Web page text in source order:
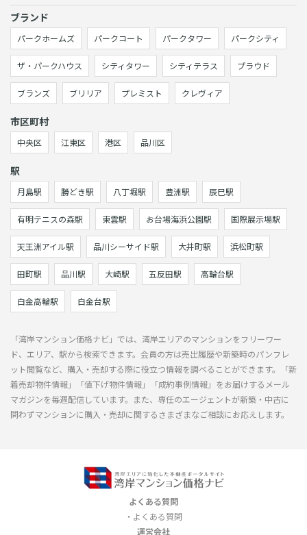
ブランド
パークホームズ パークコート パークタワー パークシティ
ザ・パークハウス シティタワー シティテラス プラウド
ブランズ ブリリア プレミスト クレヴィア
市区町村
中央区 江東区 港区 品川区
駅
月島駅 勝どき駅 八丁堀駅 豊洲駅 辰巳駅
有明テニスの森駅 東雲駅 お台場海浜公園駅 国際展示場駅
天王洲アイル駅 品川シーサイド駅 大井町駅 浜松町駅
田町駅 品川駅 大崎駅 五反田駅 高輪台駅
白金高輪駅 白金台駅
「湾岸マンション価格ナビ」では、湾岸エリアのマンションをフリーワー
ド、エリア、駅から検索できます。会員の方は売出履歴や新築時のパンフレ
ット閲覧など、購入・売却する際に役立つ情報を調べることができます。「新
着売却物件情報」「値下げ物件情報」「成約事例情報」をお届けするメール
マガジンを毎週配信しています。また、専任のエージェントが新築・中古に
問わずマンションに購入・売却に関するさまざまなご相談にお応えします。
よくある質問
よくある質問
運営会社